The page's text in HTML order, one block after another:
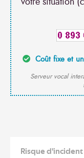
Coût fixe et
Serveur vocal
Risque d'incident